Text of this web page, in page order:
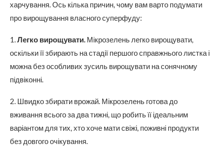
харчування. Ось кілька причин, чому вам варто подумати
про вирощування власного суперфуду:
1.Легко вирощувати. Мікрозелень легко вирощувати,
оскільки її збирають на стадії першого справжнього листка і
можна без особливих зусиль вирощувати на сонячному
підвіконні.
2. Швидко збирати врожай. Мікрозелень готова до
вживання всього за два тижні, що робить її ідеальним
варіантом для тих, хто хоче мати свіжі, поживні продукти
без довгого очікування.